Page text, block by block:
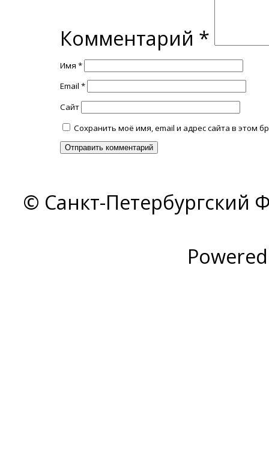
Комментарий *
Имя *
Email *
Сайт
Сохранить моё имя, email и адрес сайта в этом
© Санкт-Петербургский